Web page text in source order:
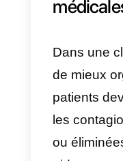
que les
telles
rôle de